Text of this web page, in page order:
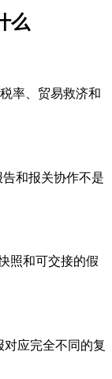
么
率、贸易救济和
和报关协作不是
照和可交接的假
应完全不同的复